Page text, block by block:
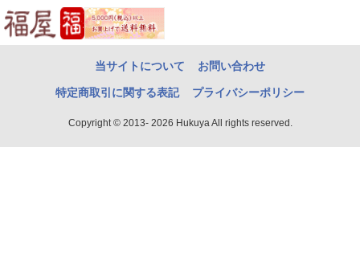
当サイトについて お問い合わせ
特定商取引に関する表記 プライバシーポリシー
Copyright © 2013- 2026 Hukuya All rights reserved.